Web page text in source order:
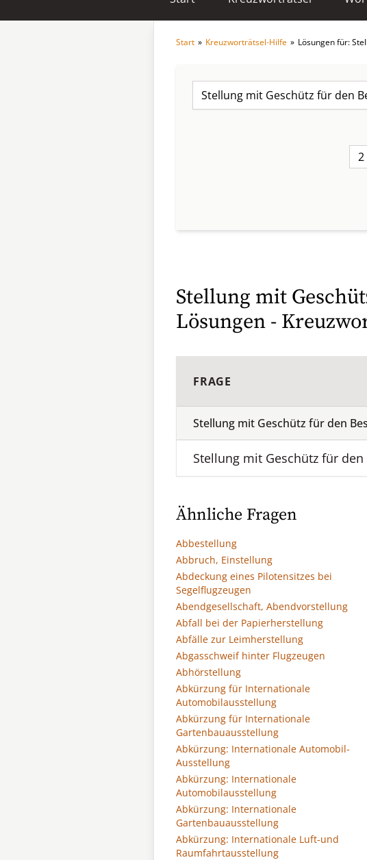
Start » Kreuzworträtsel-Hilfe » Lösungen für:
2
Stellung mit
Lösungen -
FRAGE
Stellung mit Geschütz für den
Stellung mit Geschütz für
Ähnliche Fragen
Abbestellung
Abbruch, Einstellung
Abdeckung eines Pilotensitzes bei
Segelflugzeugen
Abendgesellschaft, Abendvorstellung
Abfall bei der Papierherstellung
Abfälle zur Leimherstellung
Abgasschweif hinter Flugzeugen
Abhörstellung
Abkürzung für Internationale
Automobilausstellung
Abkürzung für Internationale
Gartenbauausstellung
Abkürzung: Internationale Automobil-
Ausstellung
Abkürzung: Internationale
Automobilausstellung
Abkürzung: Internationale
Gartenbauausstellung
Abkürzung: Internationale Luft-und
Raumfahrtausstellung